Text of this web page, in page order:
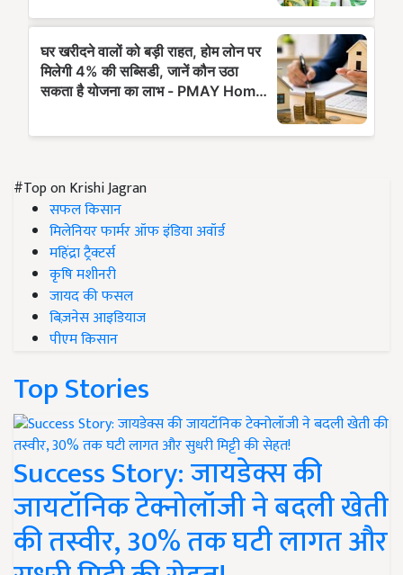
#Top on Krishi Jagran
सफल किसान
मिलेनियर फार्मर ऑफ इंडिया अवॉर्ड
महिंद्रा ट्रैक्टर्स
कृषि मशीनरी
जायद की फसल
बिज़नेस आइडियाज
पीएम किसान
Top Stories
Success Story: जायडेक्स की
जायटॉनिक टेक्नोलॉजी ने बदली खेती
की तस्वीर, 30% तक घटी लागत और